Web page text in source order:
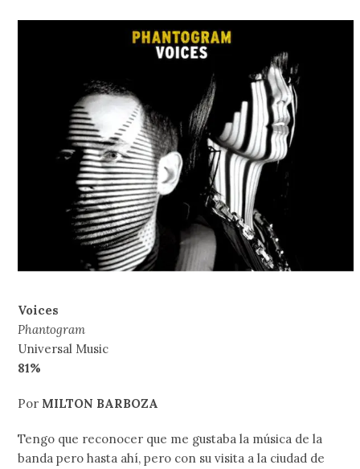
Voices
Phantogram
Universal Music
81%
Por MILTON BARBOZA
Tengo que reconocer que me gustaba la música de la
banda pero hasta ahí, pero con su visita a la ciudad de